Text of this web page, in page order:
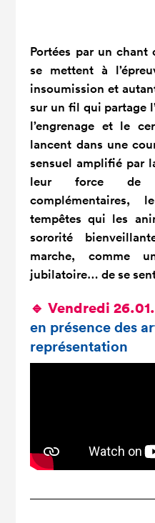
Portées par un chant
se mettent à
insoumission et
sur un fil qui partage
l’engrenage et le
lancent dans une
sensuel amplifié par
leur force de
complémentaires,
tempêtes qui les
sororité
marche, comme
jubilatoire… de se
🔹 Vendredi
en présence des
représentation